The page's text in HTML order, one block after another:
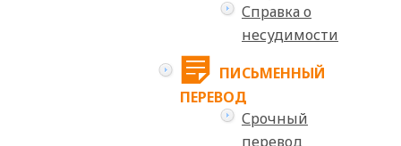
Справка о
несудимости
ПИСЬМЕННЫЙ
ПЕРЕВОД
Срочный
перевод